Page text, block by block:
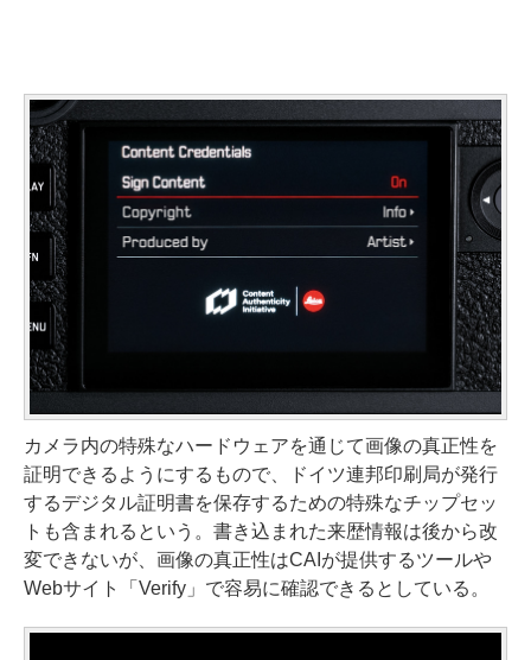
カメラ内の特殊なハードウェアを通じて画像の真正性を
証明できるようにするもので、ドイツ連邦印刷局が発行
するデジタル証明書を保存するための特殊なチップセッ
トも含まれるという。書き込まれた来歴情報は後から改
変できないが、画像の真正性はCAIが提供するツールや
Webサイト「Verify」で容易に確認できるとしている。